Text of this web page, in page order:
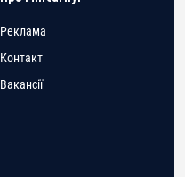
Реклама
Контакт
Вакансії